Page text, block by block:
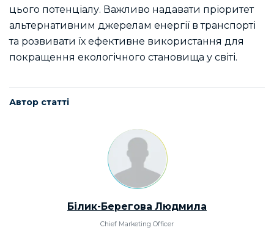
цього потенціалу. Важливо надавати пріоритет
альтернативним джерелам енергії в транспорті
та розвивати їх ефективне використання для
покращення екологічного становища у світі.
Автор статті
Білик-Берегова Людмила
Chief Marketing Officer